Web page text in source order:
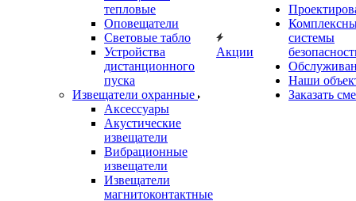
тепловые
Оповещатели
Световые табло
Устройства
дистанционного
пуска
Извещатели охранные
Аксессуары
Акустические
извещатели
Вибрационные
извещатели
Извещатели
магнитоконтактные
Акции
системы
Наши
Заказать